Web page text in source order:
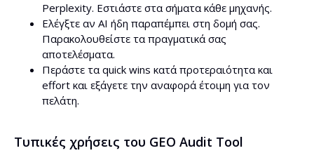
Perplexity. Εστιάστε στα σήματα κάθε μηχανής.
Ελέγξτε αν AI ήδη παραπέμπει στη δομή σας.
Παρακολουθείστε τα πραγματικά σας
αποτελέσματα.
Περάστε τα quick wins κατά προτεραιότητα και
effort και εξάγετε την αναφορά έτοιμη για τον
πελάτη.
Τυπικές χρήσεις του GEO Audit Tool